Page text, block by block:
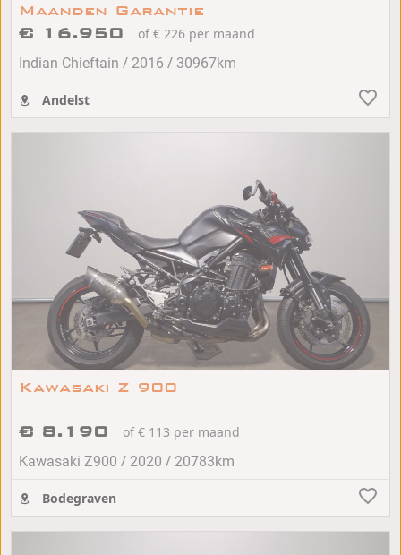
Maanden Garantie
€ 16.950
of € 226 per maand
Indian Chieftain / 2016 / 30967km
Andelst
Kawasaki Z 900
€ 8.190
of € 113 per maand
Kawasaki Z900 / 2020 / 20783km
Bodegraven